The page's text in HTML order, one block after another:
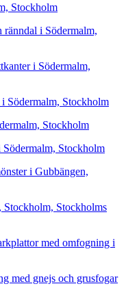
Stockholm
ränndal i Södermalm,
i Södermalm,
Södermalm, Stockholm
Stockholm
Stockholm
i Gubbängen,
Stockholm, Stockholms
med omfogning i
med gnejs och grusfogar